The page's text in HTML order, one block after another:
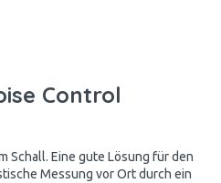
Control
Schall. Eine gute Lösung für den
Messung vor Ort durch ein